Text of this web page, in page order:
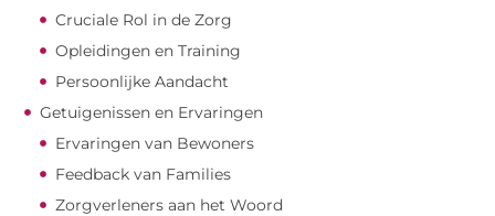
Cruciale Rol in de Zorg
Opleidingen en Training
Persoonlijke Aandacht
Getuigenissen en Ervaringen
Ervaringen van Bewoners
Feedback van Families
Zorgverleners aan het Woord